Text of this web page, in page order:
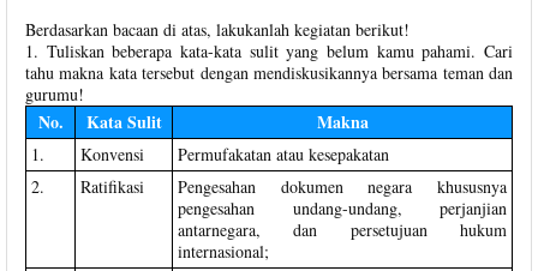
Berdasarkan bacaan di atas, lakukanlah kegiatan berikut!
1. Tuliskan beberapa kata-kata sulit yang belum kamu pahami. Cari
tahu makna kata tersebut dengan mendiskusikannya bersama teman dan
gurumu!
No. Kata Sulit Makna
1. Konvensi
Permufakatan atau kesepakatan
2.
Ratifikasi
Pengesahan dokumen negara khususnya
pengesahan undang-undang, perjanjian
antarnegara, dan persetujuan hukum
internasional;